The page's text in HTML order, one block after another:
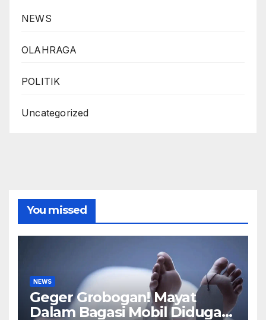
NEWS
OLAHRAGA
POLITIK
Uncategorized
You missed
NEWS
Geger Grobogan! Mayat
Dalam Bagasi Mobil Diduga